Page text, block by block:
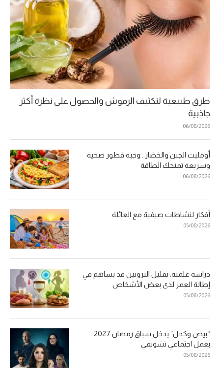
طرق طبيعية لتكثيف الرموش والحصول على نظرة أكثر
جاذبية
06/08/2026
أومليت الجبن والخضار.. وجبة فطور صحية
وسريعة تمنحك الطاقة
06/08/2026
أفكار لنشاطات صيفية مع العائلة
05/08/2026
دراسة علمية: تقليل البروتين قد يساهم في
إطالة العمر لدى بعض الأشخاص
05/08/2026
“بيض وكحل” يدخل سباق رمضان 2027
بعمل اجتماعي تشويقي
05/08/2026